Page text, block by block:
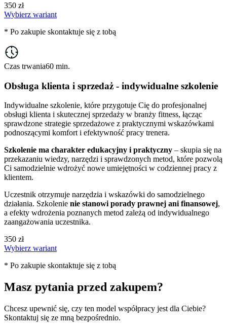
350 zł
Wybierz wariant
* Po zakupie skontaktuje się z tobą
Czas trwania60 min.
Obsługa klienta i sprzedaż - indywidualne szkolenie
Indywidualne szkolenie, które przygotuje Cię do profesjonalnej
obsługi klienta i skutecznej sprzedaży w branży fitness, łącząc
sprawdzone strategie sprzedażowe z praktycznymi wskazówkami
podnoszącymi komfort i efektywność pracy trenera.
Szkolenie ma charakter edukacyjny i praktyczny – skupia się na
przekazaniu wiedzy, narzędzi i sprawdzonych metod, które pozwolą
Ci samodzielnie wdrożyć nowe umiejętności w codziennej pracy z
klientem.
Uczestnik otrzymuje narzędzia i wskazówki do samodzielnego
działania. Szkolenie nie stanowi porady prawnej ani finansowej,
a efekty wdrożenia poznanych metod zależą od indywidualnego
zaangażowania uczestnika.
350 zł
Wybierz wariant
* Po zakupie skontaktuje się z tobą
Masz pytania przed zakupem?
Chcesz upewnić się, czy ten model współpracy jest dla Ciebie?
Skontaktuj się ze mną bezpośrednio.